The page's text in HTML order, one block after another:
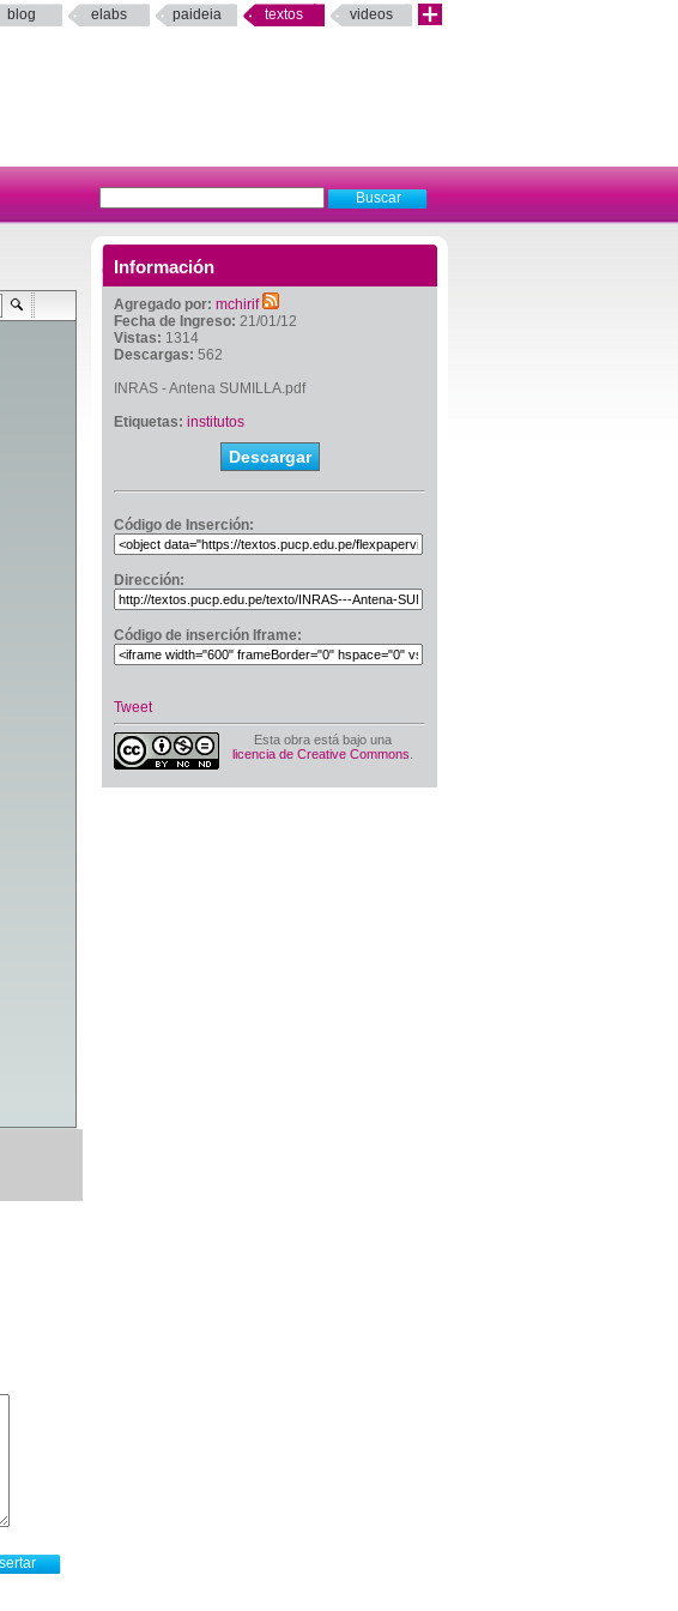
blog elabs paideia textos videos
Información
Agregado por: mchirif
Fecha de Ingreso: 21/01/12
Vistas: 1314
Descargas: 562
INRAS - Antena SUMILLA.pdf
Etiquetas: institutos
Descargar
Código de Inserción:
Dirección:
Código de inserción Iframe:
Tweet
Esta obra está bajo una
licencia de Creative Commons